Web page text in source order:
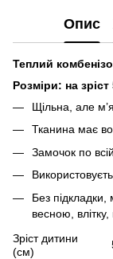
Опис
Теплий
Розміри: на
Щільна, але
Тканина має
Замочок по
Без підкладки,
весною, влітку,
Зріст дитини
(см)